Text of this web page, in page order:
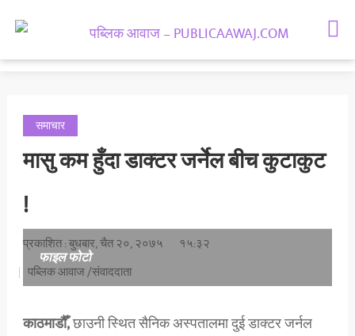
समाचार
राजनीती
समाज
अर्थतन्त्र
राशिफल
समाचार
मासु कम हुँदा डाक्टर जर्नेल बीच कुटाकुट
!
प्रकाशित : बुधबार, चैत २०, २०७५
१५:३२
पब्लिक आवाज /संवाददाता
फाइल फोटो
काठमाडौँ,छाउनी स्थित सैनिक अस्पतालमा दुई डाक्टर जर्नल